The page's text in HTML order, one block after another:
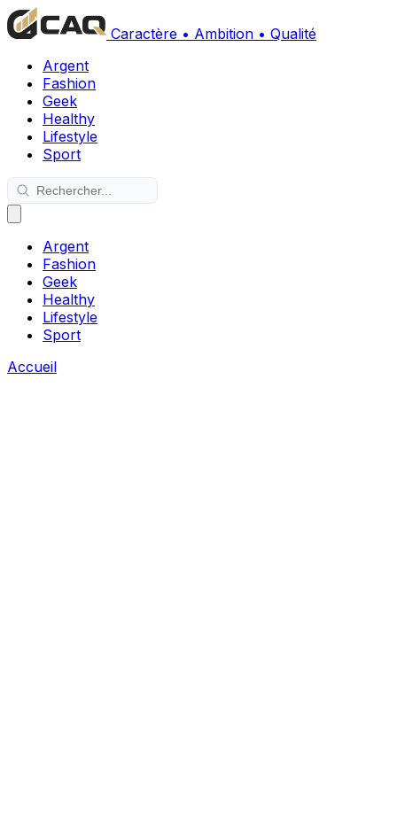
Caractère • Ambition • Qualité
Argent
Fashion
Geek
Healthy
Lifestyle
Sport
Argent
Fashion
Geek
Healthy
Lifestyle
Sport
Accueil